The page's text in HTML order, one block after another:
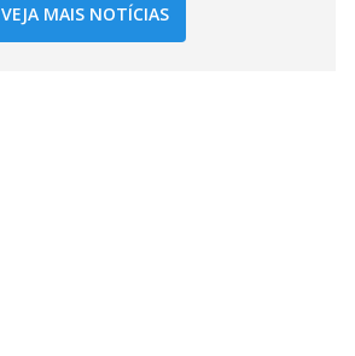
VEJA MAIS NOTÍCIAS